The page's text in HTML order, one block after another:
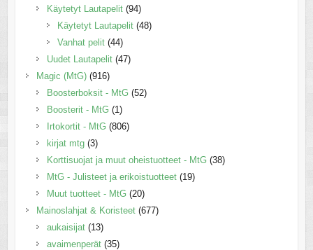
Käytetyt Lautapelit (94)
Käytetyt Lautapelit (48)
Vanhat pelit (44)
Uudet Lautapelit (47)
Magic (MtG) (916)
Boosterboksit - MtG (52)
Boosterit - MtG (1)
Irtokortit - MtG (806)
kirjat mtg (3)
Korttisuojat ja muut oheistuotteet - MtG (38)
MtG - Julisteet ja erikoistuotteet (19)
Muut tuotteet - MtG (20)
Mainoslahjat & Koristeet (677)
aukaisijat (13)
avaimenperät (35)